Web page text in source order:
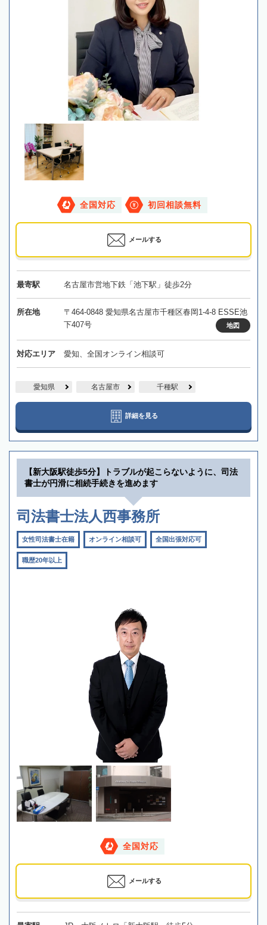
全国対応 初回相談無料
メールする
最寄駅 名古屋市営地下鉄「池下駅」徒歩2分
所在地
〒464-0848 愛知県名古屋市千種区春岡1-4-8 ESSE池
下407号
地図
対応エリア 愛知、全国オンライン相談可
愛知県 名古屋市 千種駅
詳細を見る
【新大阪駅徒歩5分】トラブルが起こらないように、司法
書士が円滑に相続手続きを進めます
司法書士法人西事務所
女性司法書士在籍 オンライン相談可 全国出張対応可
職歴20年以上
全国対応
メールする